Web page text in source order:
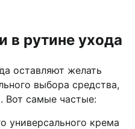
в рутине ухода
оставляют желать
выбора средства,
Вот самые частые:
универсального крема